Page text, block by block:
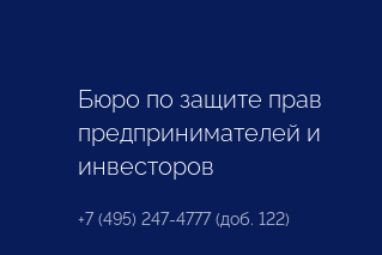
Бюро по защите прав
предпринимателей и
инвесторов
+7 (495) 247-4777 (доб. 122)